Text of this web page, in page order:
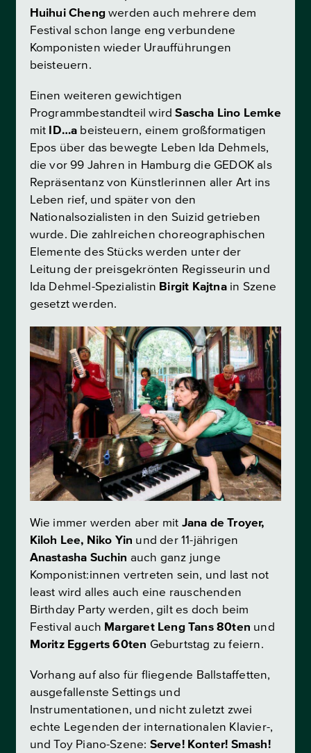
Huihui Cheng werden auch mehrere dem
Festival schon lange eng verbundene
Komponisten wieder Uraufführungen
beisteuern.
Einen weiteren gewichtigen
Programmbestandteil wirdSascha Lino Lemke
mit ID…a beisteuern, einem großformatigen
Epos über das bewegte Leben Ida Dehmels,
die vor 99 Jahren in Hamburg die GEDOK als
Repräsentanz von Künstlerinnen aller Art ins
Leben rief, und später von den
Nationalsozialisten in den Suizid getrieben
wurde. Die zahlreichen choreographischen
Elemente des Stücks werden unter der
Leitung der preisgekrönten Regisseurin und
Ida Dehmel-Spezialistin Birgit Kajtnain Szene
gesetzt werden.
Wie immer werden aber mit Jana de Troyer,
Kiloh Lee, Niko Yin und der 11-jährigen
Anastasha Suchin auch ganz junge
Komponist:innen vertreten sein, und last not
least wird alles auch eine rauschenden
Birthday Party werden, gilt es doch beim
Festival auch Margaret Leng Tans 80ten und
Moritz Eggerts 60ten Geburtstag zu feiern.
Vorhang auf also für fliegende Ballstaffetten,
ausgefallenste Settings und
Instrumentationen, und nicht zuletzt zwei
echte Legenden der internationalen Klavier-,
und Toy Piano-Szene: Serve! Konter! Smash!